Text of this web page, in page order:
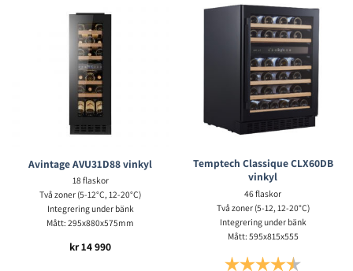
Avintage AVU31D88 vinkyl
18 flaskor
Två zoner (5-12°C, 12-20°C)
Integrering under bänk
Mått: 295x880x575mm
kr14 990
Temptech Classique CLX60DB
vinkyl
46 flaskor
Två zoner (5-12, 12-20°C)
Integrering under bänk
Mått: 595x815x555
Betyg: